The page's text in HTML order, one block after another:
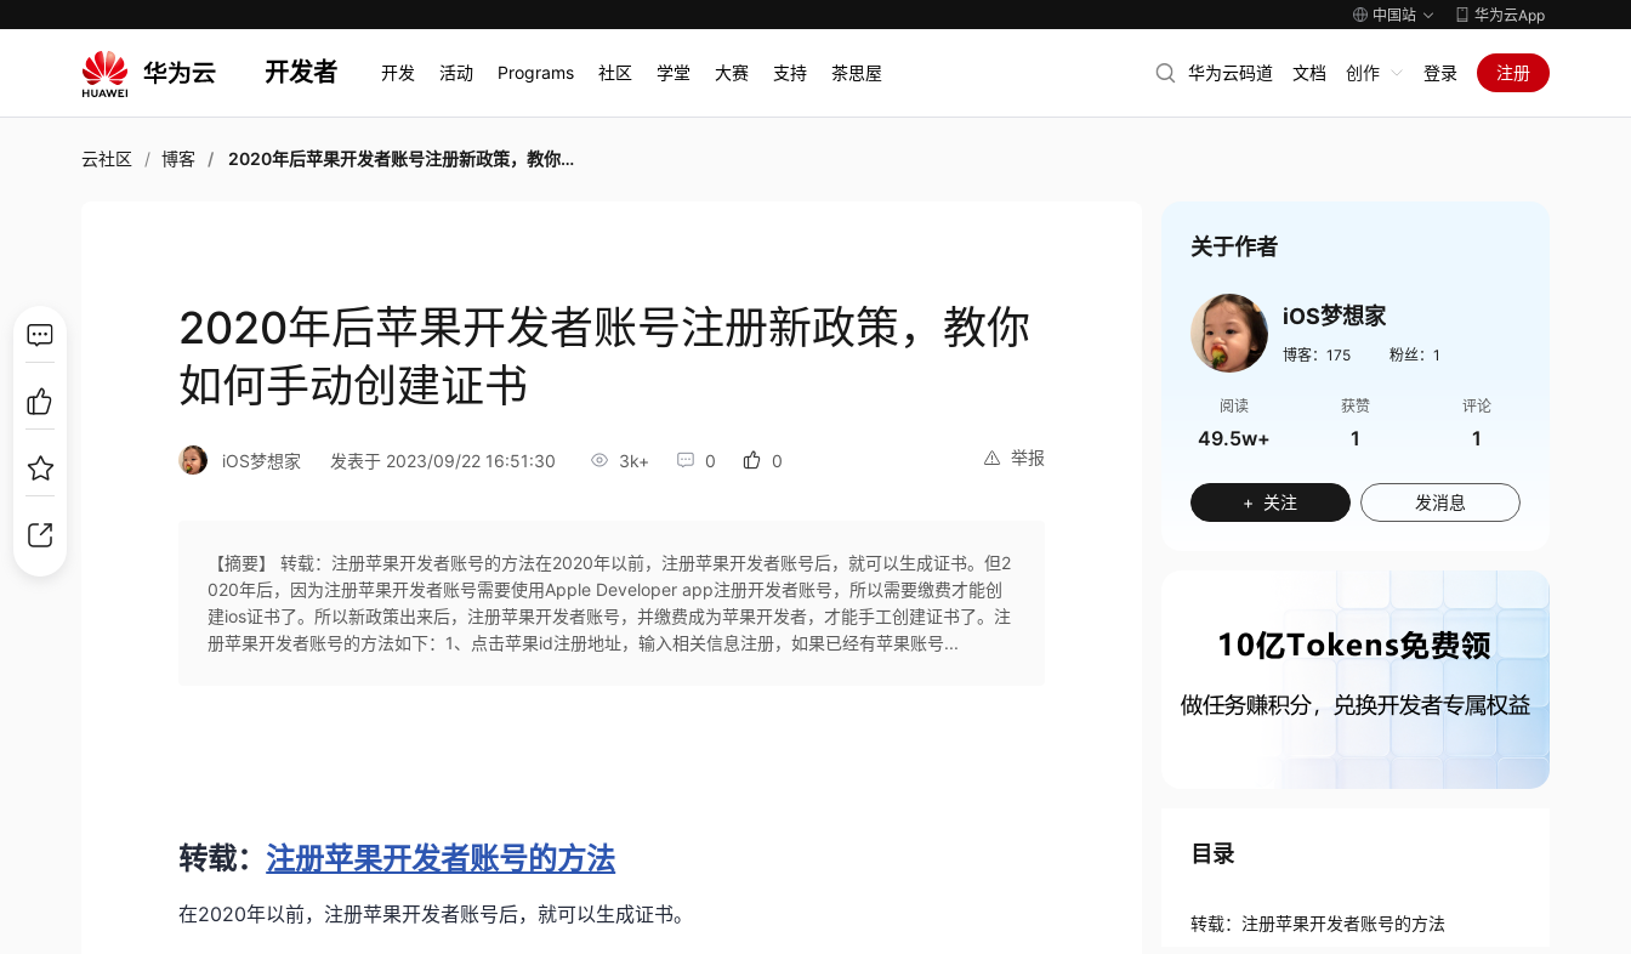
中国站 华为云App
开发者 开发 活动 Programs 社区 学堂 大赛 支持 茶思屋 华为云码道 文档 创作 登录 注册
云社区 博客 2020年后苹果开发者账号注册新政策，教你如何手动创建证书
2020年后苹果开发者账号注册新政策，教你
如何手动创建证书
举报
iOS梦想家 发表于 2023/09/22 16:51:30 3k+ 0 0
【摘要】 ​转载：注册苹果开发者账号的方法在2020年以前，注册苹果开发者账号后，就可以生成证书。但2
020年后，因为注册苹果开发者账号需要使用Apple Developer app注册开发者账号，所以需要缴费才能创
建ios证书了。所以新政策出来后，注册苹果开发者账号，并缴费成为苹果开发者，才能手工创建证书了。注
册苹果开发者账号的方法如下：1、点击苹果id注册地址，输入相关信息注册，如果已经有苹果账号...
转载： 注册苹果开发者账号的方法
在2020年以前，注册苹果开发者账号后，就可以生成证书。
关于作者
iOS梦想家
博客： 175 粉丝： 1
阅读
49.5w+
获赞
1
评论
1
+ 关注 发消息
目录
转载：注册苹果开发者账号的方法